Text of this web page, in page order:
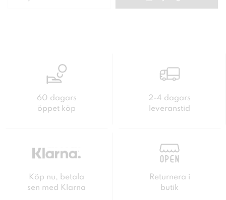
60 dagars
öppet köp
2-4 dagars
leveranstid
Köp nu, betala
sen med Klarna
Returnera i
butik